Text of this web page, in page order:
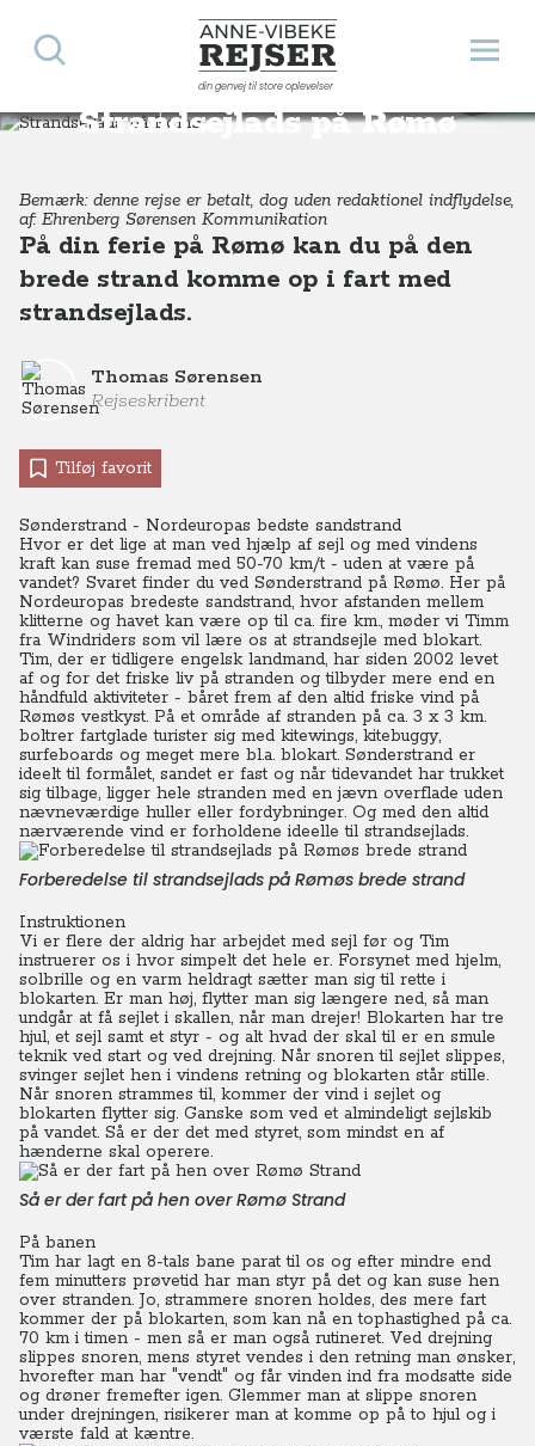
Anne-Vibeke Rejser
din genvej til store oplevelser
Åbn
Søg
Strandsejlads på Rømø
Destinationer Europa Danmark Strandsejlads på Rømø
Bemærk: denne rejse er betalt, dog uden redaktionel indflydelse,
af: Ehrenberg Sørensen Kommunikation
På din ferie på Rømø kan du på den
brede strand komme op i fart med
strandsejlads.
Thomas Sørensen
Rejseskribent
Tilføj favorit
Sønderstrand - Nordeuropas bedste sandstrand
Hvor er det lige at man ved hjælp af sejl og med vindens
kraft kan suse fremad med 50-70 km/t - uden at være på
vandet? Svaret finder du ved Sønderstrand på Rømø. Her på
Nordeuropas bredeste sandstrand, hvor afstanden mellem
klitterne og havet kan være op til ca. fire km., møder vi Timm
fra Windriders som vil lære os at strandsejle med blokart.
Tim, der er tidligere engelsk landmand, har siden 2002 levet
af og for det friske liv på stranden og tilbyder mere end en
håndfuld aktiviteter - båret frem af den altid friske vind på
Rømøs vestkyst. På et område af stranden på ca. 3 x 3 km.
boltrer fartglade turister sig med kitewings, kitebuggy,
surfeboards og meget mere bl.a. blokart. Sønderstrand er
ideelt til formålet, sandet er fast og når tidevandet har trukket
sig tilbage, ligger hele stranden med en jævn overflade uden
nævneværdige huller eller fordybninger. Og med den altid
nærværende vind er forholdene ideelle til strandsejlads.
Forberedelse til strandsejlads på Rømøs brede strand
Instruktionen
Vi er flere der aldrig har arbejdet med sejl før og Tim
instruerer os i hvor simpelt det hele er. Forsynet med hjelm,
solbrille og en varm heldragt sætter man sig til rette i
blokarten. Er man høj, flytter man sig længere ned, så man
undgår at få sejlet i skallen, når man drejer! Blokarten har tre
hjul, et sejl samt et styr - og alt hvad der skal til er en smule
teknik ved start og ved drejning. Når snoren til sejlet slippes,
svinger sejlet hen i vindens retning og blokarten står stille.
Når snoren strammes til, kommer der vind i sejlet og
blokarten flytter sig. Ganske som ved et almindeligt sejlskib
på vandet. Så er der det med styret, som mindst en af
hænderne skal operere.
Så er der fart på hen over Rømø Strand
På banen
Tim har lagt en 8-tals bane parat til os og efter mindre end
fem minutters prøvetid har man styr på det og kan suse hen
over stranden. Jo, strammere snoren holdes, des mere fart
kommer der på blokarten, som kan nå en tophastighed på ca.
70 km i timen - men så er man også rutineret. Ved drejning
slippes snoren, mens styret vendes i den retning man ønsker,
hvorefter man har "vendt" og får vinden ind fra modsatte side
og drøner fremefter igen. Glemmer man at slippe snoren
under drejningen, risikerer man at komme op på to hjul og i
værste fald at kæntre.